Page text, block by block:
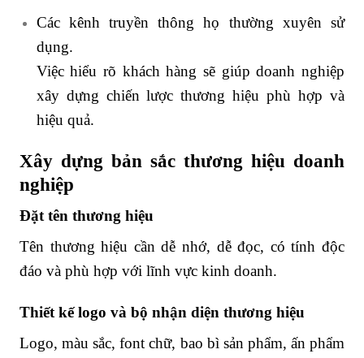
Các kênh truyền thông họ thường xuyên sử
dụng.
Việc hiểu rõ khách hàng sẽ giúp doanh nghiệp
xây dựng chiến lược thương hiệu phù hợp và
hiệu quả.
Xây dựng bản sắc thương hiệu doanh
nghiệp
Đặt tên thương hiệu
Tên thương hiệu cần dễ nhớ, dễ đọc, có tính độc
đáo và phù hợp với lĩnh vực kinh doanh.
Thiết kế logo và bộ nhận diện thương hiệu
Logo, màu sắc, font chữ, bao bì sản phẩm, ấn phẩm